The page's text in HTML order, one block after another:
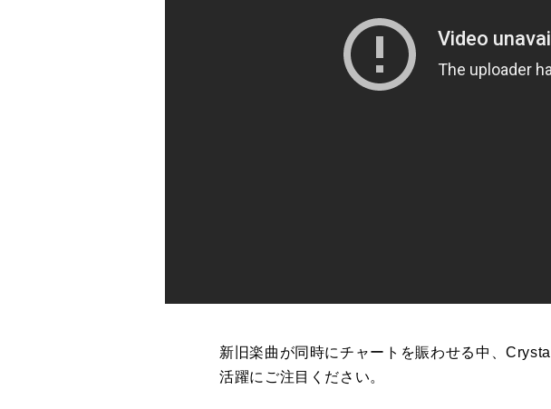
新旧楽曲 が 同時にチャートを賑わせる中、Crystal
活躍に ご注目ください。